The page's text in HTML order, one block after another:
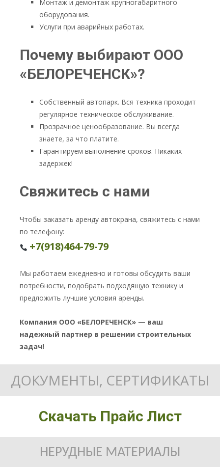
Монтаж и демонтаж крупногабаритного
оборудования.
Услуги при аварийных работах.
Почему выбирают ООО
«БЕЛОРЕЧЕНСК»?
Собственный автопарк. Вся техника проходит
регулярное техническое обслуживание.
Прозрачное ценообразование. Вы всегда
знаете, за что платите.
Гарантируем выполнение сроков. Никаких
задержек!
Свяжитесь с нами
Чтобы заказать аренду автокрана, свяжитесь с нами
по телефону:
+7(918)464-79-79
Мы работаем ежедневно и готовы обсудить ваши
потребности, подобрать подходящую технику и
предложить лучшие условия аренды.
Компания ООО «БЕЛОРЕЧЕНСК» — ваш
надежный партнер в решении строительных
задач!
ДОКУМЕНТЫ, СЕРТИФИКАТЫ
Скачать Прайс Лист
НЕРУДНЫЕ МАТЕРИАЛЫ